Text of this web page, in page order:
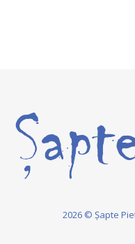
2026 © Șapte